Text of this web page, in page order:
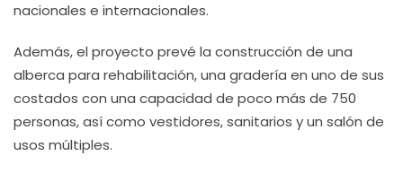
nacionales e internacionales.
Además, el proyecto prevé la construcción de una
alberca para rehabilitación, una gradería en uno de sus
costados con una capacidad de poco más de 750
personas, así como vestidores, sanitarios y un salón de
usos múltiples.